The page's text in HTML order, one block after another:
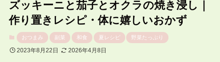
ズッキーニと茄子とオクラの焼き浸し｜
作り置きレシピ・体に嬉しいおかず
おつまみ 副菜 和食 夏レシピ 野菜たっぷり
2023年8月22日 2026年4月8日